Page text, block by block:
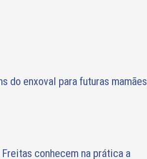
do enxoval para futuras mamães
conhecem na prática a